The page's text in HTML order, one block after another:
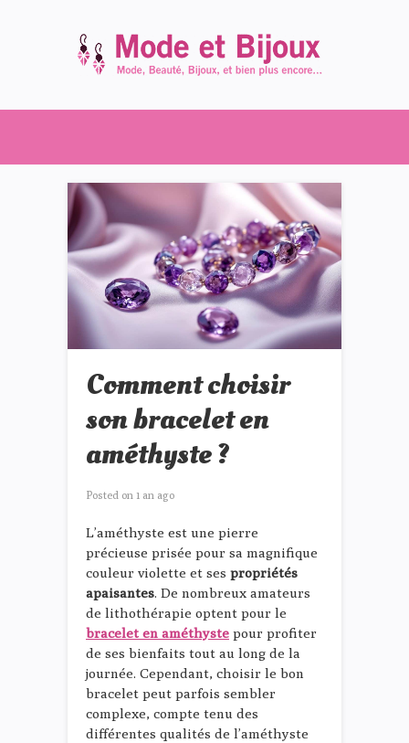
Comment choisir
son bracelet en
améthyste ?
Posted on 1 an ago
L’améthyste est une pierre
précieuse prisée pour sa magnifique
couleur violette et ses propriétés
apaisantes. De nombreux amateurs
de lithothérapie optent pour le
bracelet en améthyste pour profiter
de ses bienfaits tout au long de la
journée. Cependant, choisir le bon
bracelet peut parfois sembler
complexe, compte tenu des
différentes qualités de l’améthyste